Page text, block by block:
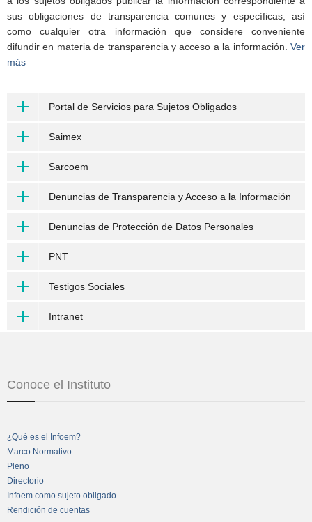
sus obligaciones de transparencia comunes y específicas, así
como cualquier otra información que considere conveniente
difundir en materia de transparencia y acceso a la información. Ver
más
Portal de Servicios para Sujetos Obligados
Saimex
Sarcoem
Denuncias de Transparencia y Acceso a la Información
Denuncias de Protección de Datos Personales
PNT
Testigos Sociales
Intranet
Conoce el Instituto
¿Qué es el Infoem?
Marco Normativo
Pleno
Directorio
Infoem como sujeto obligado
Rendición de cuentas